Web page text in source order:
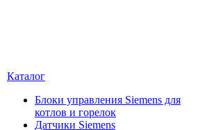
Каталог
Блоки управления Siemens для
котлов и горелок
Датчики Siemens